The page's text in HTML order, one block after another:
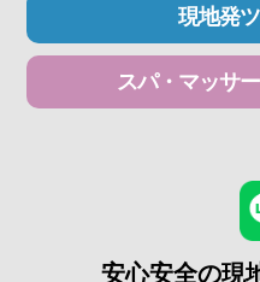
現地発
スパ・マッサ
安心安全の現